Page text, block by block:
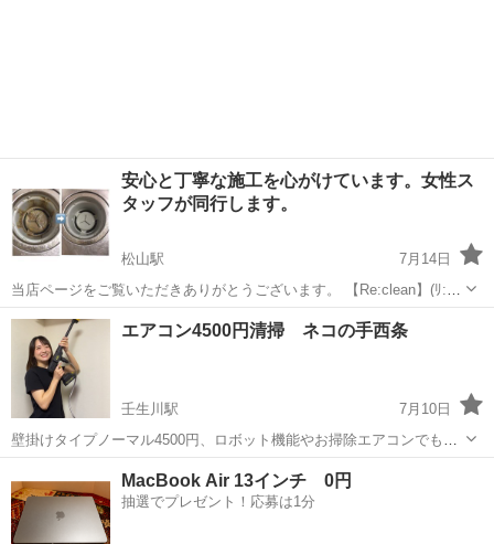
安心と丁寧な施工を心がけています。女性ス
タッフが同行します。
松山駅
7月14日
当店ページをご覧いただきありがとうございます。 【Re:clean】(ﾘ:ｸﾘ
ｰﾝ)と申します｡ 集合住宅・社宅・寮・戸建てなど お家、お部屋全体の
クリーニングが大好評 1R 20,000円〜 様々なご依頼も対...
愛媛 松山市 その他 お客様
エアコン4500円清掃 ネコの手西条
壬生川駅
7月10日
壁掛けタイプノーマル4500円、ロボット機能やお掃除エアコンでも
5000円でエアコンクリーニングします^_^ 追加料など一切ありませ
ん。 詳細、ご予約はネコの手WEBから▶️ https://www.nekonote-sai...
エアコン掃除 格安
MacBook Air 13インチ 0円
抽選でプレゼント！応募は1分